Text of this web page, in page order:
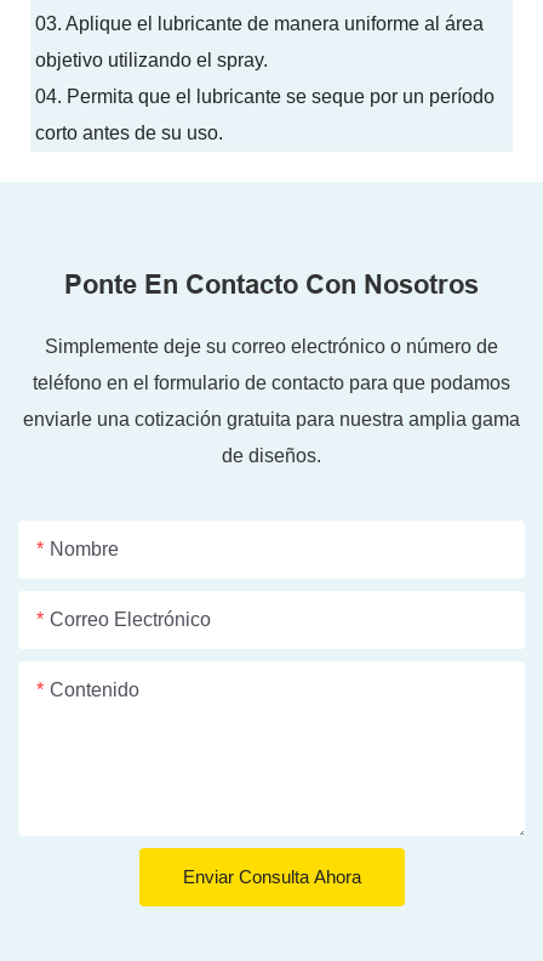
03.Aplique el lubricante de manera uniforme al área
objetivo utilizando el spray.
04. Permita que el lubricante se seque por un período
corto antes de su uso.
Ponte En Contacto Con Nosotros
Simplemente deje su correo electrónico o número de
teléfono en el formulario de contacto para que podamos
enviarle una cotización gratuita para nuestra amplia gama
de diseños.
Nombre
Correo Electrónico
Contenido
Enviar Consulta Ahora